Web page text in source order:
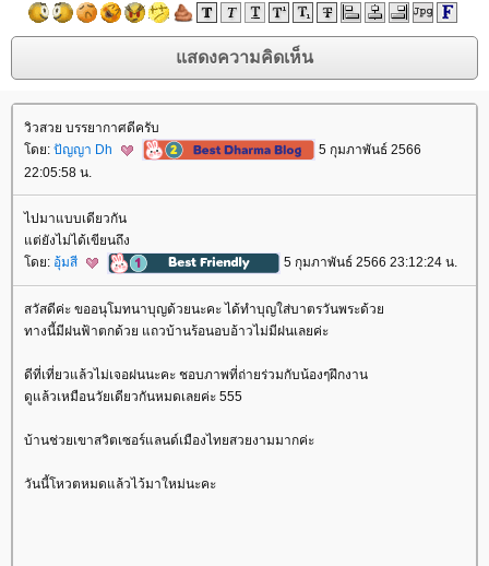
วิวสวย บรรยากาศดีครับ
ดย: ปัญญา Dh
5 กุมภาพันธ์ 2566
22:05:58 น.
ไปมาแบบเดียวกัน
ต่ยังไม่ได้เขียนถึง
ดย: อุ้มสี 5 กุมภาพันธ์ 2566 23:12:24 น.
สวัสดีค่ะ ขออนุโมทนาบุญด้วยนะคะ ได้ทำบุญใส่บาตรวันพระด้ว
ทางนี้มีฝนฟ้าตกด้วย แถวบ้านร้อนอบอ้าวไม่มีฝนเลยค่ะ
ดีที่เที่ยวแล้วไม่เจอฝนนะคะ ชอบภาพที่ถ่ายร่วมกับน้องๆฝึกงาน
ดูแล้วเหมือนวัยเดียวกันหมดเลยค่ะ 555
บ้านช่วยเขาสวิตเซอร์แลนด์เมืองไทยสวยงามมากค่ะ
วันนี้โหวตหมดแล้วไว้มาใหม่นะคะ